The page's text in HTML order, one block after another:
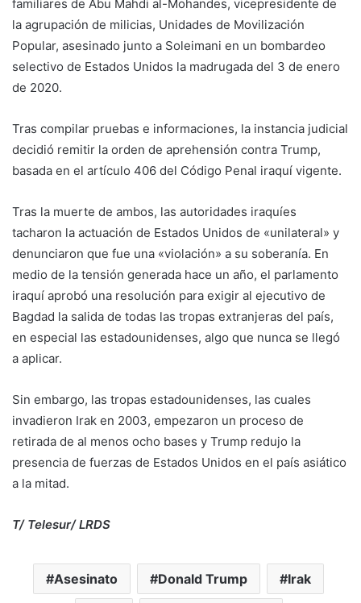
familiares de Abu Mahdi al-Mohandes, vicepresidente de
la agrupación de milicias, Unidades de Movilización
Popular, asesinado junto a Soleimani en un bombardeo
selectivo de Estados Unidos la madrugada del 3 de enero
de 2020.
Tras compilar pruebas e informaciones, la instancia judicial
decidió remitir la orden de aprehensión contra Trump,
basada en el artículo 406 del Código Penal iraquí vigente.
Tras la muerte de ambos, las autoridades iraquíes
tacharon la actuación de Estados Unidos de «unilateral» y
denunciaron que fue una «violación» a su soberanía. En
medio de la tensión generada hace un año, el parlamento
iraquí aprobó una resolución para exigir al ejecutivo de
Bagdad la salida de todas las tropas extranjeras del país,
en especial las estadounidenses, algo que nunca se llegó
a aplicar.
Sin embargo, las tropas estadounidenses, las cuales
invadieron Irak en 2003, empezaron un proceso de
retirada de al menos ocho bases y Trump redujo la
presencia de fuerzas de Estados Unidos en el país asiático
a la mitad.
T/ Telesur/ LRDS
Asesinato Donald Trump Irak